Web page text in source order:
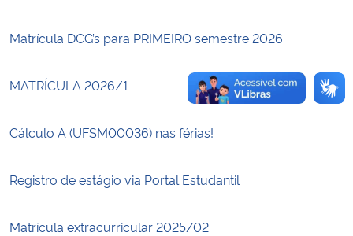
Secretaria de Governo
Gabinete de Segurança Institucional
Advocacia-Geral da União
Banco Central do Brasil
Matrícula DCG’s para PRIMEIRO semestre 2026.
MATRÍCULA 2026/1
Cálculo A (UFSM00036) nas férias!
Registro de estágio via Portal Estudantil
Matrícula extracurricular 2025/02